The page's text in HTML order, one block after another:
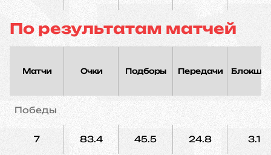
По результатам матчей
Матчи Очки Подборы Передачи
Победы
7 83.4 45.5 24.8 3.1